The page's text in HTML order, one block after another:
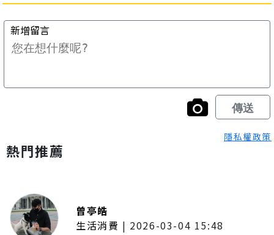
隱私權政策
熱門推薦
曾亭皓
生活消費 | 2026-03-04 15:48